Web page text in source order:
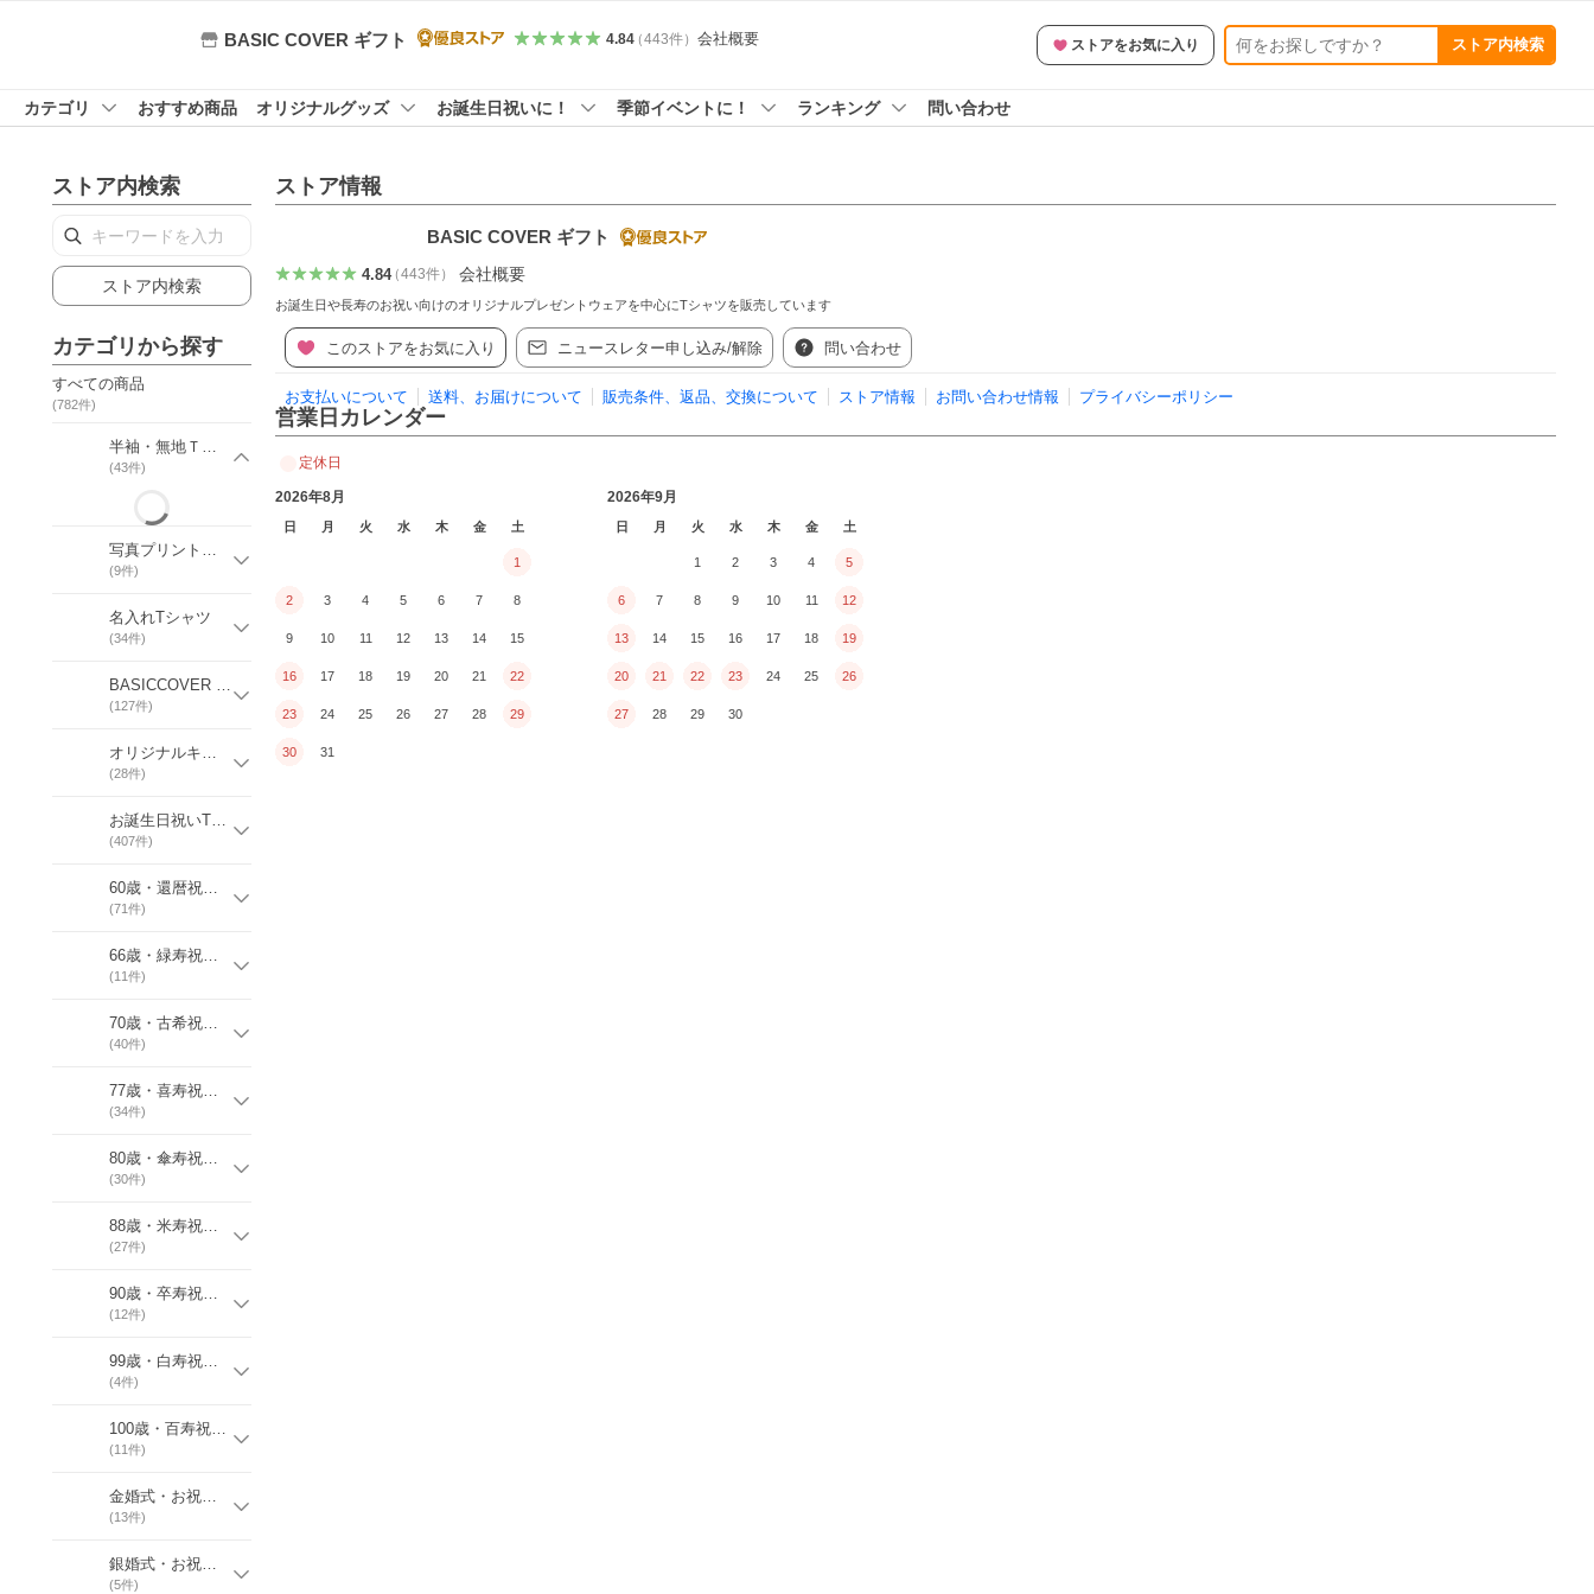
BASIC COVER ギフト 4.84（443件） 会社概要 ストアをお気に入り ストア内検索
カテゴリ おすすめ商品 オリジナルグッズ お誕生日祝いに！ 季節イベントに！ ランキング 問い合わせ
ストア内検索
ストア内検索
カテゴリから探す
すべての商品
(782件)
半袖・無地Ｔシャツ
(43件)
写真プリントグッズ
(9件)
名入れTシャツ
(34件)
BASICCOVER デザインＴシャツ
(127件)
オリジナルキッズＴシャツ
(28件)
お誕生日祝いTシャツ
(407件)
60歳・還暦祝いＴシャツ
(71件)
66歳・緑寿祝いＴシャツ
(11件)
70歳・古希祝いTシャツ
(40件)
77歳・喜寿祝いTシャツ
(34件)
80歳・傘寿祝いTシャツ
(30件)
88歳・米寿祝いTシャツ
(27件)
90歳・卒寿祝いTシャツ
(12件)
99歳・白寿祝いTシャツ
(4件)
100歳・百寿祝いTシャツ
(11件)
金婚式・お祝いＴシャツ
(13件)
銀婚式・お祝いＴシャツ
(5件)
ストア情報
BASIC COVER ギフト
4.84（443件） 会社概要
お誕生日や長寿のお祝い向けのオリジナルプレゼントウェアを中心にTシャツを販売しています
このストアをお気に入り ニュースレター申し込み/解除 問い合わせ
お支払いについて 送料、お届けについて 販売条件、返品、交換について ストア情報 お問い合わせ情報 プライバシーポリシー
営業日カレンダー
定休日
2026年8月
日 月 火 水 木 金 土
1
2 3 4 5 6 7 8
9 10 11 12 13 14 15
16 17 18 19 20 21 22
23 24 25 26 27 28 29
30 31
2026年9月
日 月 火 水 木 金 土
1 2 3 4 5
6 7 8 9 10 11 12
13 14 15 16 17 18 19
20 21 22 23 24 25 26
27 28 29 30